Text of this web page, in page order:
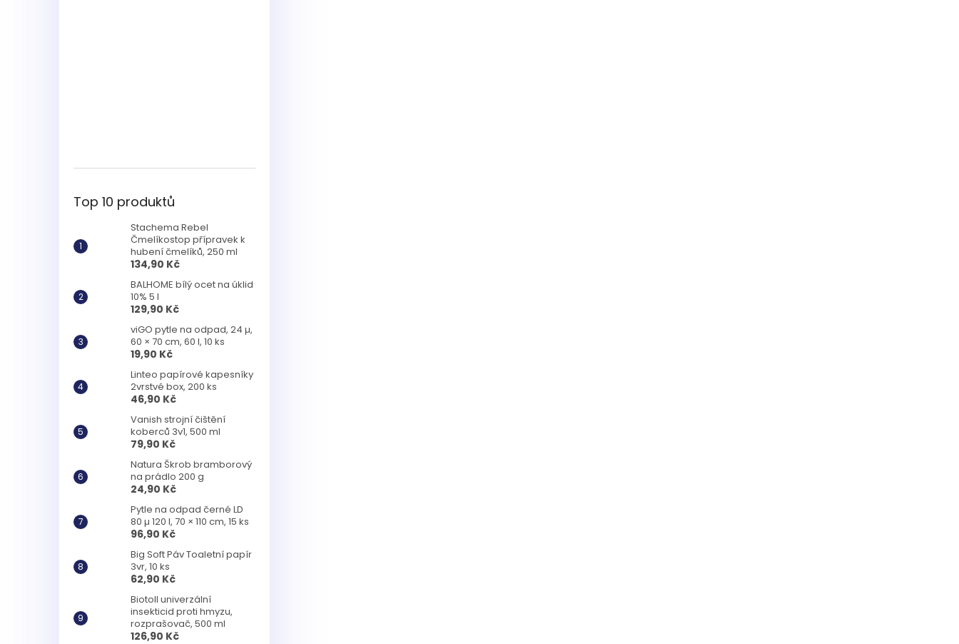
Top 10 produktů
Stachema Rebel
Čmelíkostop přípravek k
hubení čmelíků, 250 ml
134,90 Kč
BALHOME bílý ocet na úklid
10% 5 l
129,90 Kč
viGO pytle na odpad, 24 µ,
60 × 70 cm, 60 l, 10 ks
19,90 Kč
Linteo papírové kapesníky
2vrstvé box, 200 ks
46,90 Kč
Vanish strojní čištění
koberců 3v1, 500 ml
79,90 Kč
Natura Škrob bramborový
na prádlo 200 g
24,90 Kč
Pytle na odpad černé LD
80 µ 120 l, 70 × 110 cm, 15 ks
96,90 Kč
Big Soft Páv Toaletní papír
3vr, 10 ks
62,90 Kč
Biotoll univerzální
insekticid proti hmyzu,
rozprašovač, 500 ml
126,90 Kč